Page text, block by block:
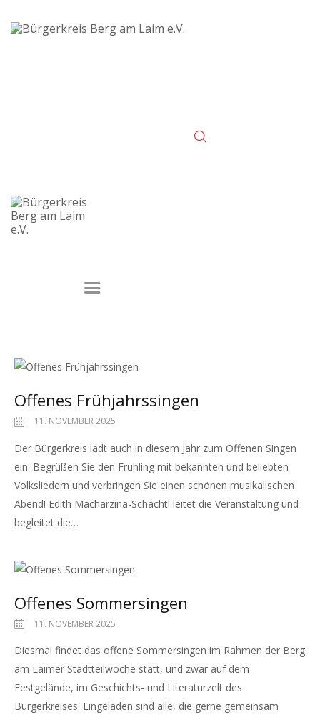
Offenes Frühjahrssingen
11. NOVEMBER 2025
Der Bürgerkreis lädt auch in diesem Jahr zum Offenen Singen
ein: Begrüßen Sie den Frühling mit bekannten und beliebten
Volksliedern und verbringen Sie einen schönen musikalischen
Abend! Edith Macharzina-Schächtl leitet die Veranstaltung und
begleitet die…
Offenes Sommersingen
11. NOVEMBER 2025
Diesmal findet das offene Sommersingen im Rahmen der Berg
am Laimer Stadtteilwoche statt, und zwar auf dem
Festgelände, im Geschichts- und Literaturzelt des
Bürgerkreises. Eingeladen sind alle, die gerne gemeinsam